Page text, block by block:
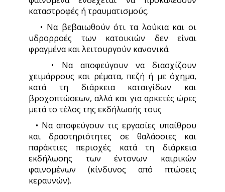
καταστροφές ή τραυματισμούς.
• Να βεβαιωθούν ότι τα λούκια και οι
υδρορροές των κατοικιών δεν είναι
φραγμένα και λειτουργούν κανονικά.
• Να αποφεύγουν να διασχίζουν
χειμάρρους και ρέματα, πεζή ή με όχημα,
κατά τη διάρκεια καταιγίδων και
βροχοπτώσεων, αλλά και για αρκετές ώρες
μετά το τέλος της εκδήλωσής τους
• Να αποφεύγουν τις εργασίες υπαίθρου
και δραστηριότητες σε θαλάσσιες και
παράκτιες περιοχές κατά τη διάρκεια
εκδήλωσης των έντονων καιρικών
φαινομένων (κίνδυνος από πτώσεις
κεραυνών).